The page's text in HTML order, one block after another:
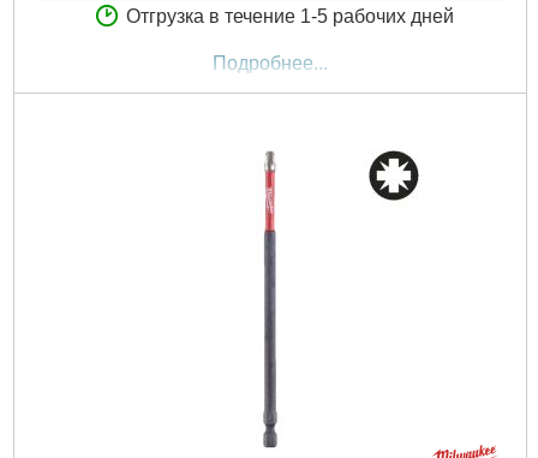
Отгрузка в течение 1-5 рабочих дней
Подробнее...